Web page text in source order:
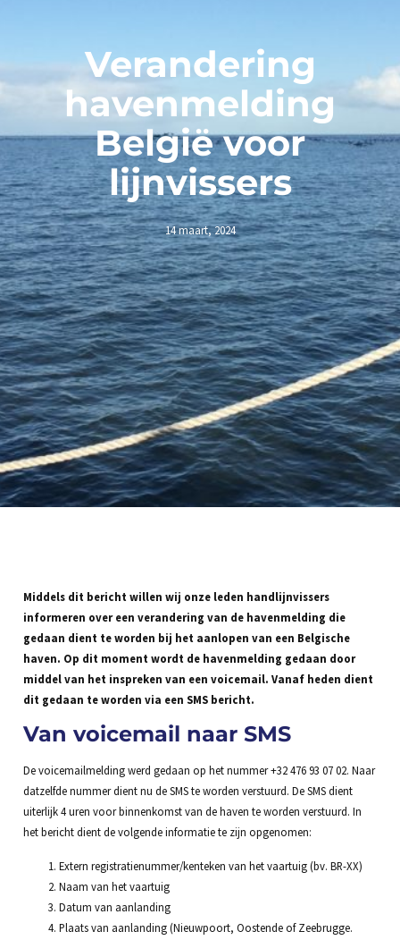
Verandering
havenmelding
België voor
lijnvissers
14 maart, 2024
Middels dit bericht willen wij onze leden handlijnvissers
informeren over een verandering van de havenmelding die
gedaan dient te worden bij het aanlopen van een Belgische
haven. Op dit moment wordt de havenmelding gedaan door
middel van het inspreken van een voicemail. Vanaf heden dient
dit gedaan te worden via een SMS bericht.
Van voicemail naar SMS
De voicemailmelding werd gedaan op het nummer +32 476 93 07 02. Naar
datzelfde nummer dient nu de SMS te worden verstuurd. De SMS dient
uiterlijk 4 uren voor binnenkomst van de haven te worden verstuurd. In
het bericht dient de volgende informatie te zijn opgenomen:
Extern registratienummer/kenteken van het vaartuig (bv. BR-XX)
Naam van het vaartuig
Datum van aanlanding
Plaats van aanlanding (Nieuwpoort, Oostende of Zeebrugge.